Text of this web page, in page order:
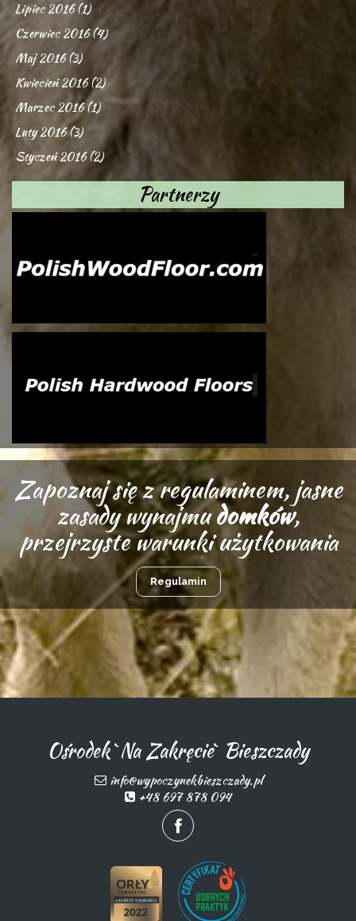
Lipiec 2016 (1)
Czerwiec 2016 (4)
Maj 2016 (3)
Kwiecień 2016 (2)
Marzec 2016 (1)
Luty 2016 (3)
Styczeń 2016 (2)
Partnerzy
Zapoznaj się z regulaminem, jasne
zasady wynajmudomków,
przejrzyste warunki użytkowania
Regulamin
Ośrodek `Na Zakręcie` Bieszczady
info@wypoczynekbieszczady.pl
+48 697 878 094